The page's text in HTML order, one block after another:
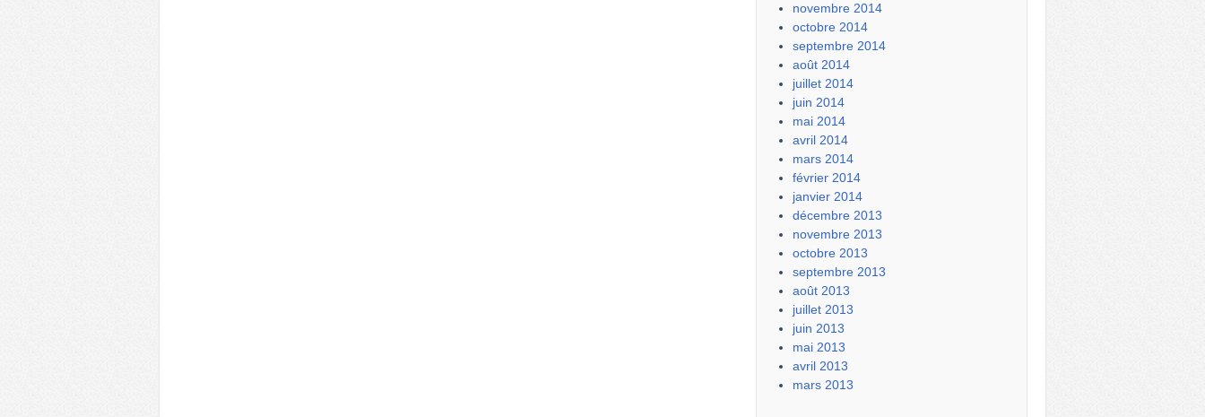
novembre 2014
octobre 2014
septembre 2014
août 2014
juillet 2014
juin 2014
mai 2014
avril 2014
mars 2014
février 2014
janvier 2014
décembre 2013
novembre 2013
octobre 2013
septembre 2013
août 2013
juillet 2013
juin 2013
mai 2013
avril 2013
mars 2013